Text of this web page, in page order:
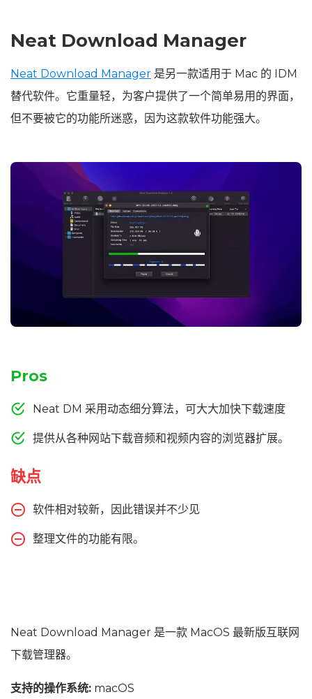
Neat Download Manager
Neat Download Manager 是另一款适用于 Mac 的 IDM
替代软件。它重量轻，为客户提供了一个简单易用的界面，
但不要被它的功能所迷惑，因为这款软件功能强大。
Pros
Neat DM 采用动态细分算法，可大大加快下载速度
提供从各种网站下载音频和视频内容的浏览器扩展。
缺点
软件相对较新，因此错误并不少见
整理文件的功能有限。
Neat Download Manager 是一款 MacOS 最新版互联网
下载管理器。
支持的操作系统: macOS